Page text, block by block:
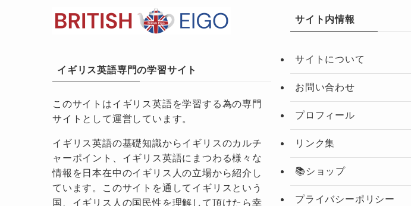
イギリス英語専門の学習サイト
このサイトはイギリス英語を学習する為の専門
サイトとして運営しています。
イギリス英語の基礎知識からイギリスのカルチ
ャーポイント、イギリス英語にまつわる様々な
情報を日本在中のイギリス人の立場から紹介し
ています。このサイトを通してイギリスという
国、イギリス人の国民性を理解して頂けたら幸
サイト内情報
サイトについて
お問い合わせ
プロフィール
リンク集
📚ショップ
プライバシーポリシー